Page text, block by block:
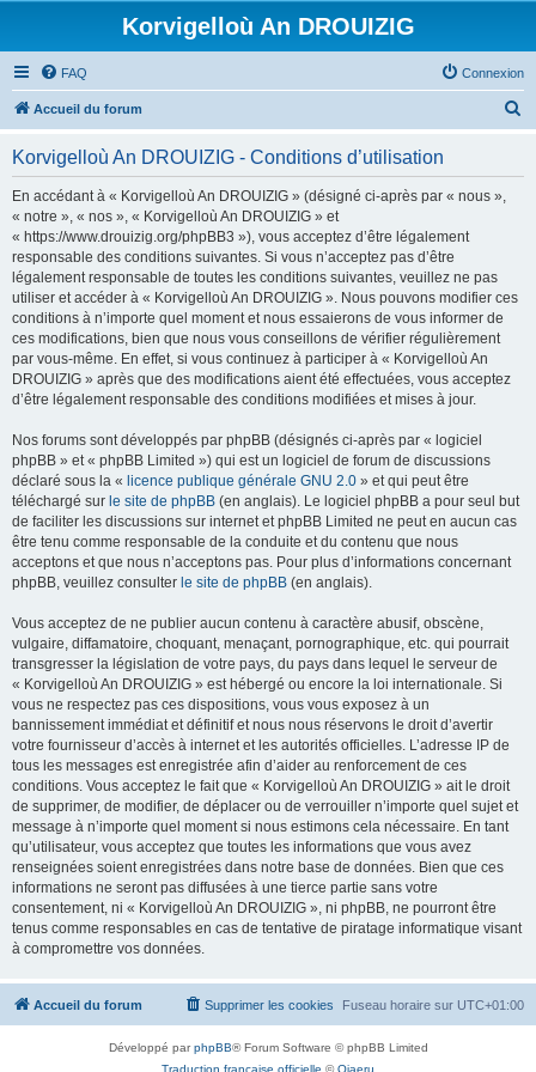
Korvigelloù An DROUIZIG
FAQ Connexion
Accueil du forum
Korvigelloù An DROUIZIG - Conditions d’utilisation
En accédant à « Korvigelloù An DROUIZIG » (désigné ci-après par « nous »,
« notre », « nos », « Korvigelloù An DROUIZIG » et
« https://www.drouizig.org/phpBB3 »), vous acceptez d’être légalement
responsable des conditions suivantes. Si vous n’acceptez pas d’être
légalement responsable de toutes les conditions suivantes, veuillez ne pas
utiliser et accéder à « Korvigelloù An DROUIZIG ». Nous pouvons modifier ces
conditions à n’importe quel moment et nous essaierons de vous informer de
ces modifications, bien que nous vous conseillons de vérifier régulièrement
par vous-même. En effet, si vous continuez à participer à « Korvigelloù An
DROUIZIG » après que des modifications aient été effectuées, vous acceptez
d’être légalement responsable des conditions modifiées et mises à jour.
Nos forums sont développés par phpBB (désignés ci-après par « logiciel
phpBB » et « phpBB Limited ») qui est un logiciel de forum de discussions
déclaré sous la « licence publique générale GNU 2.0 » et qui peut être
téléchargé sur le site de phpBB (en anglais). Le logiciel phpBB a pour seul but
de faciliter les discussions sur internet et phpBB Limited ne peut en aucun cas
être tenu comme responsable de la conduite et du contenu que nous
acceptons et que nous n’acceptons pas. Pour plus d’informations concernant
phpBB, veuillez consulter le site de phpBB (en anglais).
Vous acceptez de ne publier aucun contenu à caractère abusif, obscène,
vulgaire, diffamatoire, choquant, menaçant, pornographique, etc. qui pourrait
transgresser la législation de votre pays, du pays dans lequel le serveur de
« Korvigelloù An DROUIZIG » est hébergé ou encore la loi internationale. Si
vous ne respectez pas ces dispositions, vous vous exposez à un
bannissement immédiat et définitif et nous nous réservons le droit d’avertir
votre fournisseur d’accès à internet et les autorités officielles. L’adresse IP de
tous les messages est enregistrée afin d’aider au renforcement de ces
conditions. Vous acceptez le fait que « Korvigelloù An DROUIZIG » ait le droit
de supprimer, de modifier, de déplacer ou de verrouiller n’importe quel sujet et
message à n’importe quel moment si nous estimons cela nécessaire. En tant
qu’utilisateur, vous acceptez que toutes les informations que vous avez
renseignées soient enregistrées dans notre base de données. Bien que ces
informations ne seront pas diffusées à une tierce partie sans votre
consentement, ni « Korvigelloù An DROUIZIG », ni phpBB, ne pourront être
tenus comme responsables en cas de tentative de piratage informatique visant
à compromettre vos données.
Accueil du forum Fuseau horaire sur UTC+01:00
Supprimer les cookies
Développé parphpBB® Forum Software © phpBB Limited
Traduction française officielle ©Qiaeru